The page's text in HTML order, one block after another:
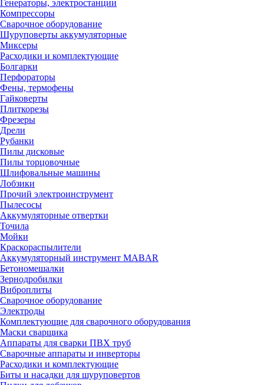
Генераторы, электростанции
Компрессоры
Сварочное оборудование
Шуруповерты аккумуляторные
Миксеры
Расходики и комплектующие
Болгарки
Перфораторы
Фены, термофены
Гайковерты
Плиткорезы
Фрезеры
Дрели
Рубанки
Пилы дисковые
Пилы торцовочные
Шлифовальные машины
Лобзики
Прочий электроинструмент
Пылесосы
Аккумуляторные отвертки
Точила
Мойки
Краскораспылители
Аккумуляторный инструмент MABAR
Бетономешалки
Зернодробилки
Виброплиты
Сварочное оборудование
Электроды
Комплектующие для сварочного оборудования
Маски сварщика
Аппараты для сварки ПВХ труб
Сварочные аппараты и инверторы
Расходики и комплектующие
Биты и насадки для шуруповертов